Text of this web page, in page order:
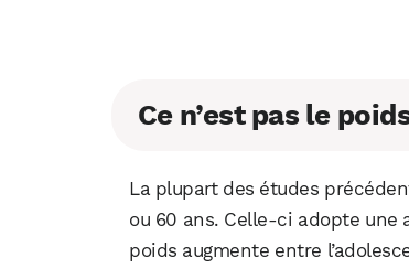
Ce n’est pas le
La plupart des études
ou 60 ans. Celle-ci adopte une
poids augmente entre